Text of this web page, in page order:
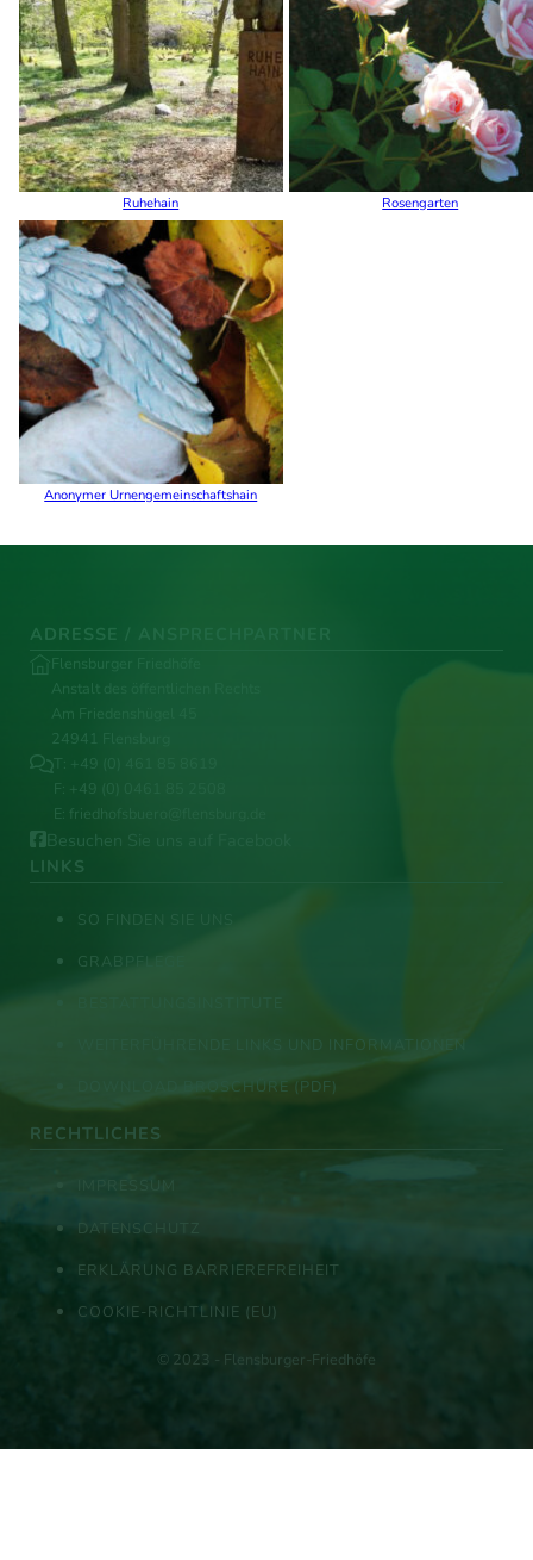
Ruhehain Rosengarten
Anonymer Urnengemeinschaftshain
ADRESSE / ANSPRECHPARTNER
Flensburger Friedhöfe
Anstalt des öffentlichen Rechts
Am Friedenshügel 45
24941 Flensburg
T: +49 (0) 461 85 8619
F: +49 (0) 0461 85 2508
E: friedhofsbuero@flensburg.de
Besuchen Sie uns auf Facebook
LINKS
SO FINDEN SIE UNS
GRABPFLEGE
WEITERFÜHRENDE LINKS UND INFORMATIONEN
DOWNLOAD BROSCHÜRE (PDF)
RECHTLICHES
IMPRESSUM
DATENSCHUTZ
ERKLÄRUNG BARRIEREFREIHEIT
COOKIE-RICHTLINIE (EU)
© 2023 - Flensburger-Friedhöfe